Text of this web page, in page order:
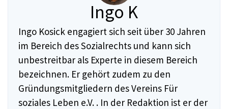
Ingo K
Ingo Kosick engagiert sich seit über 30 Jahren
im Bereich des Sozialrechts und kann sich
unbestreitbar als Experte in diesem Bereich
bezeichnen. Er gehört zudem zu den
Gründungsmitgliedern des Vereins Für
soziales Leben e.V. . In der Redaktion ist er der